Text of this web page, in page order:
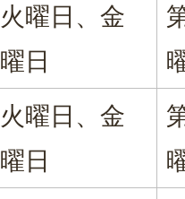
火曜日、金
曜日
火曜日、金
曜日